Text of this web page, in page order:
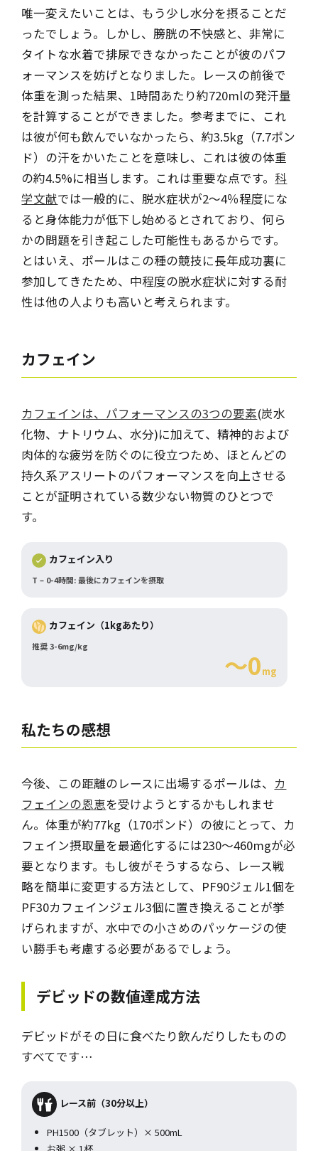
唯一変えたいことは、もう少し水分を摂ることだ
ったでしょう。しかし、膀胱の不快感と、非常に
タイトな水着で排尿できなかったことが彼のパフ
ォーマンスを妨げとなりました。レースの前後で
体重を測った結果、1時間あたり約720mlの発汗量
を計算することができました。参考までに、これ
は彼が何も飲んでいなかったら、約3.5kg（7.7ポン
ド）の汗をかいたことを意味し、これは彼の体重
の約4.5%に相当します。これは重要な点です。 科
学文献では一般的に、脱水症状が2～4％程度にな
ると身体能力が低下し始めるとされており、何ら
かの問題を引き起こした可能性もあるからです。
とはいえ、ポールはこの種の競技に長年成功裏に
参加してきたため、中程度の脱水症状に対する耐
性は他の人よりも高いと考えられます。
カフェイン
カフェインは、パフォーマンスの3つの要素(炭水
化物、ナトリウム、水分)に加えて、精神的および
肉体的な疲労を防ぐのに役立つため、ほとんどの
持久系アスリートのパフォーマンスを向上させる
ことが証明されている数少ない物質のひとつで
す。
カフェイン入り
T – 0-4時間: 最後にカフェインを摂取
カフェイン（1kgあたり）
推奨 3-6mg/kg
～0mg
私たちの感想
今後、この距離のレースに出場するポールは、 カ
フェインの恩恵を受けようとするかもしれませ
ん。体重が約77kg（170ポンド）の彼にとって、カ
フェイン摂取量を最適化するには230～460mgが必
要となります。もし彼がそうするなら、レース戦
略を簡単に変更する方法として、PF90ジェル1個を
PF30カフェインジェル3個に置き換えることが挙
げられますが、水中での小さめのパッケージの使
い勝手も考慮する必要があるでしょう。
デビッドの数値達成方法
デビッドがその日に食べたり飲んだりしたものの
すべてです…
レース前（30分以上）
PH1500（タブレット）× 500mL